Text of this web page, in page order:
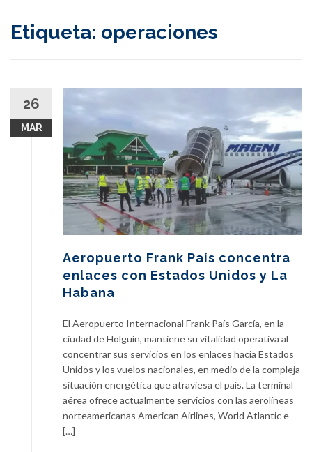
Etiqueta: operaciones
26
MAR
Aeropuerto Frank País concentra
enlaces con Estados Unidos y La
Habana
El Aeropuerto Internacional Frank País García, en la
ciudad de Holguín, mantiene su vitalidad operativa al
concentrar sus servicios en los enlaces hacia Estados
Unidos y los vuelos nacionales, en medio de la compleja
situación energética que atraviesa el país. La terminal
aérea ofrece actualmente servicios con las aerolíneas
norteamericanas American Airlines, World Atlantic e
[…]